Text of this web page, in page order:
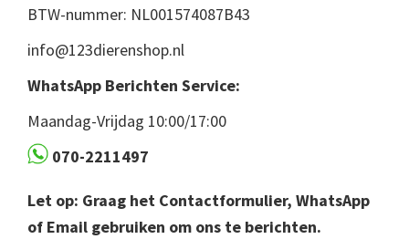
BTW-nummer: NL001574087B43
info@123dierenshop.nl
WhatsApp Berichten Service:
Maandag-Vrijdag 10:00/17:00
070-2211497
Let op: Graag het Contactformulier, WhatsApp
of Email gebruiken om ons te berichten.